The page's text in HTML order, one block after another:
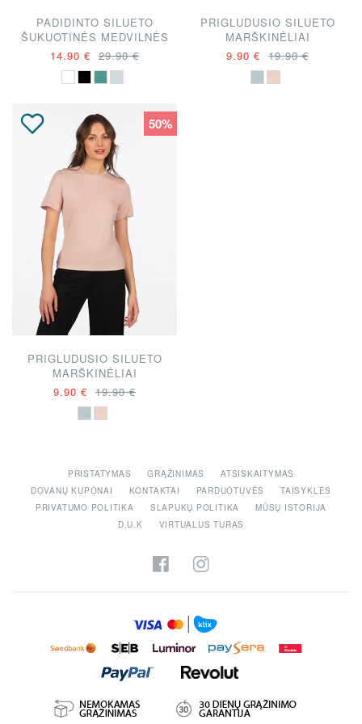
PADIDINTO SILUETO
ŠUKUOTINĖS MEDVILNĖS
MARŠKINĖLIAI
14.90 € 29.90 €
PRIGLUDUSIO SILUETO
MARŠKINĖLIAI
9.90 € 19.90 €
50%
PRIGLUDUSIO SILUETO
MARŠKINĖLIAI
9.90 € 19.90 €
PRISTATYMAS GRĄŽINIMAS
ATSISKAITYMAS
DOVANŲ KUPONAI
KONTAKTAI PARDUOTUVĖS
TAISYKLĖS
PRIVATUMO POLITIKA
SLAPUKŲ POLITIKA
MŪSŲ ISTORIJA
D.U.K
VIRTUALUS TURAS